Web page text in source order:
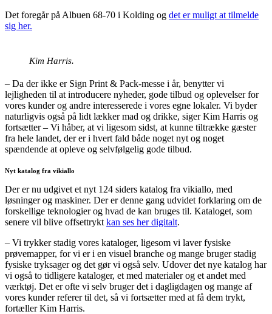
Det foregår på Albuen 68-70 i Kolding og det er muligt at tilmelde
sig her.
Kim Harris.
– Da der ikke er Sign Print & Pack-messe i år, benytter vi
lejligheden til at introducere nyheder, gode tilbud og oplevelser for
vores kunder og andre interesserede i vores egne lokaler. Vi byder
naturligvis også på lidt lækker mad og drikke, siger Kim Harris og
fortsætter – Vi håber, at vi ligesom sidst, at kunne tiltrække gæster
fra hele landet, der er i hvert fald både noget nyt og noget
spændende at opleve og selvfølgelig gode tilbud.
Nyt katalog fra vikiallo
Der er nu udgivet et nyt 124 siders katalog fra vikiallo, med
løsninger og maskiner. Der er denne gang udvidet forklaring om de
forskellige teknologier og hvad de kan bruges til. Kataloget, som
senere vil blive offsettrykt kan ses her digitalt.
– Vi trykker stadig vores kataloger, ligesom vi laver fysiske
prøvemapper, for vi er i en visuel branche og mange bruger stadig
fysiske tryksager og det gør vi også selv. Udover det nye katalog har
vi også to tidligere kataloger, et med materialer og et andet med
værktøj. Det er ofte vi selv bruger det i dagligdagen og mange af
vores kunder referer til det, så vi fortsætter med at få dem trykt,
fortæller Kim Harris.